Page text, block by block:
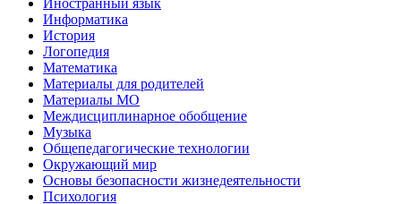
Информатика
История
Логопедия
Математика
Материалы для родителей
Материалы МО
Междисциплинарное обобщение
Музыка
Общепедагогические технологии
Окружающий мир
Основы безопасности жизнедеятельности
Психология